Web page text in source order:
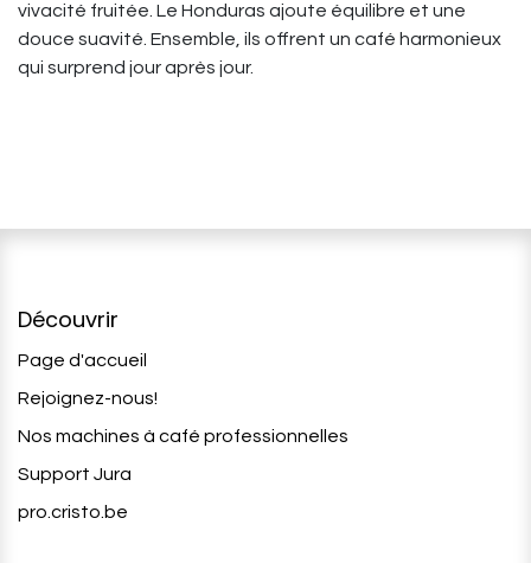
vivacité fruitée. Le Honduras ajoute équilibre et une
douce suavité. Ensemble, ils offrent un café harmonieux
qui surprend jour après jour.
Découvrir
Page d'accueil
Rejoignez-nous!
Nos machines à café professionnelles
Support Jura
pro.cristo.be